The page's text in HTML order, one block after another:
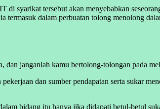
di syarikat tersebut akan menyebabkan
termasuk dalam perbuatan tolong menolong
janganlah kamu bertolong-tolongan pada
dan sumber pendapatan serta sukar
bidang itu hanya jika didapati betul-betul